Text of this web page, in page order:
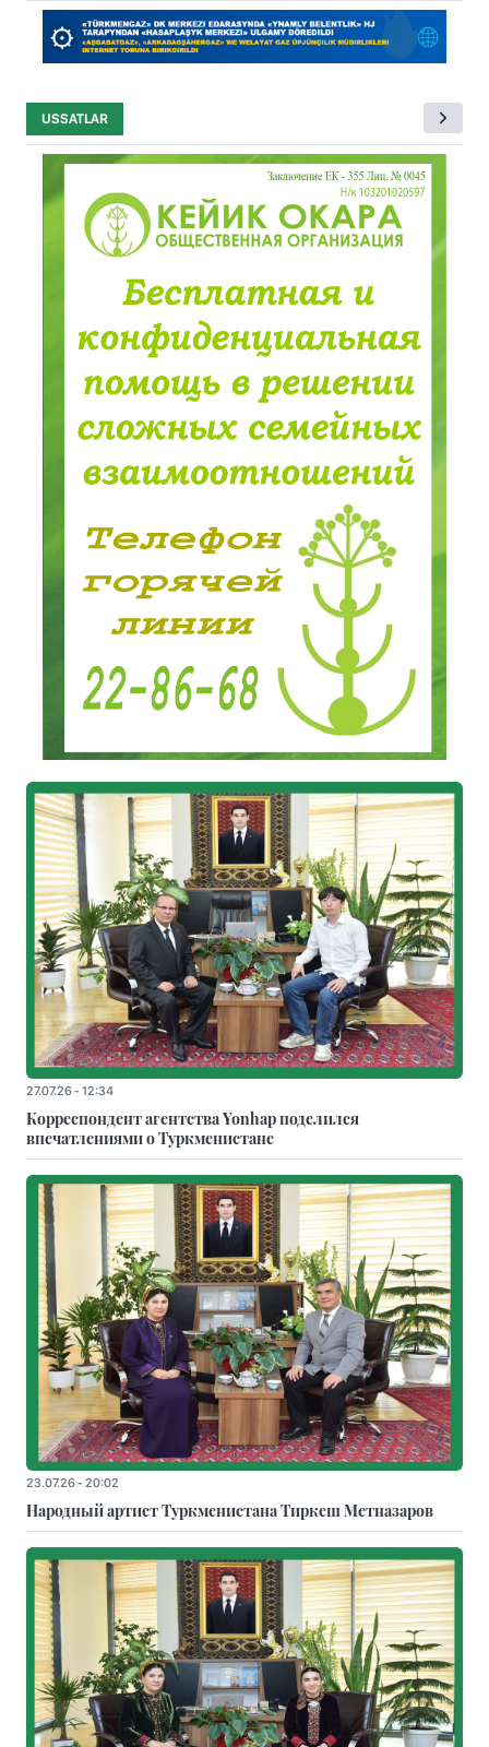
USSATLAR
27.07.26 - 12:34
Корреспондент агентства Yonhap поделился
впечатлениями о Туркменистане
23.07.26 - 20:02
Народный артист Туркменистана Тиркеш Мeтназаров